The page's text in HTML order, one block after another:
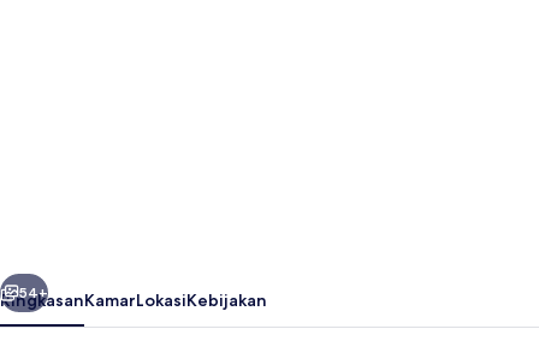
Berikutnya
54+
RingkasanKamarLokasiKebijakan